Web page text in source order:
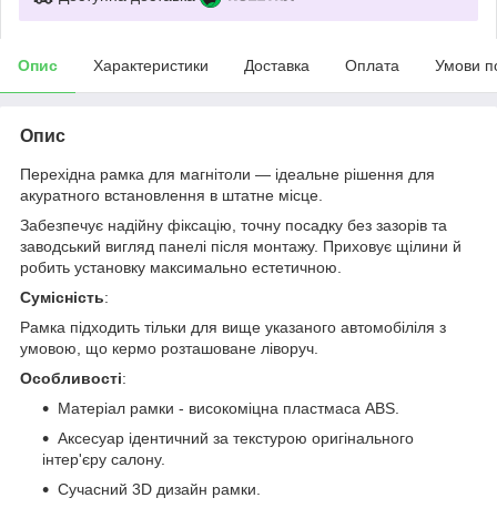
Опис Характеристики Доставка Оплата Умови
Опис
Перехідна рамка для магнітоли — ідеальне рішення для
акуратного встановлення в штатне місце.
Забезпечує надійну фіксацію, точну посадку без зазорів та
заводський вигляд панелі після монтажу. Приховує щілини й
робить установку максимально естетичною.
Сумісність:
Рамка підходить тільки для вище указаного автомобіліля з
умовою, що кермо розташоване ліворуч.
Особливості:
Матеріал рамки - високоміцна пластмаса ABS.
Аксесуар ідентичний за текстурою оригінального
інтер'єру салону.
Сучасний 3D дизайн рамки.